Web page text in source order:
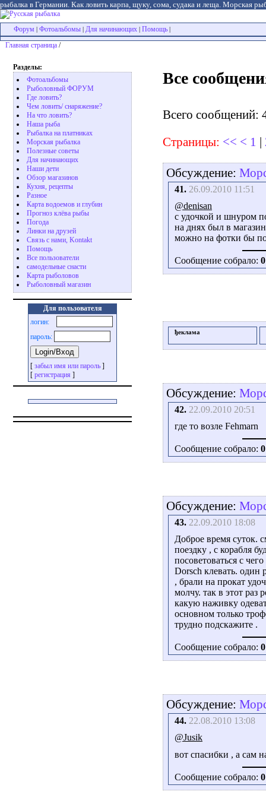
рыбалка в Германии. Как ловить карпа, щуку, сома, судака и леща. Морская
Форум Фотоальбомы Для начинающих Помощь
Главная страница /
Разделы:
Фотоальбомы
Рыболовный ФОРУМ
Где ловить?
Чем ловить/ снаряжение?
На что ловить?
Наша рыба
Рыбалка на платниках
Морская рыбалка
Полезные советы
Для начинающих
Наши дети
Обзор магазинов
Кухня, рецепты
Разное
Карта водоемов и глубин
Прогноз клёва рыбы
Погода
Линки на друзей
Связь с нами, Kontakt
Помощь
Все пользователи
самодельные снасти
Карта рыболовов
Рыболовный магазин
Для пользователя
логин:
пароль:
[ забыл имя или пароль ]
[ регистрация ]
Все
Всего сообщений:
Страницы: << < 1
Обсуждение:
41. 26.09.2010 11:51
@denisan
с удочкой и шнуром
на днях был в
можно на фотки бы
Сообщение собрало: 0
ђеклама
Обсуждение:
42. 22.09.2010 20:51
где то возле Fehmarn
Сообщение собрало: 0
Обсуждение:
43. 22.09.2010 18:08
Доброе время суток.
поездку , с корабля
посоветоваться с
Dorsch клевать. один
, брали на прокат
молчу. так в этот раз
какую наживку
основном только
трудно подскажите .
Сообщение собрало: 0
Обсуждение:
44. 22.08.2010 13:08
@Jusik
вот спасибки , а сам
Сообщение собрало: 0